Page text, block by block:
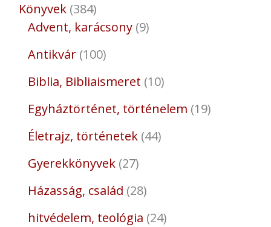
Könyvek 384
Advent, karácsony 9
Antikvár 100
Biblia, Bibliaismeret 10
Egyháztörténet, történelem 19
Életrajz, történetek 44
Gyerekkönyvek 27
Házasság, család 28
hitvédelem, teológia 24